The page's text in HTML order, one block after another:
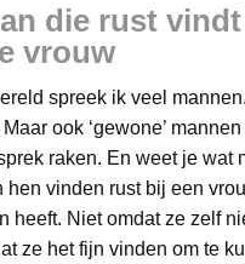
die rust
vrouw
spreek ik veel
ook ‘gewone’
raken. En weet je wat
hen vinden rust bij een
heeft. Niet omdat ze zelf
ze het fijn vinden om te